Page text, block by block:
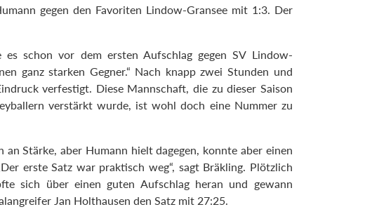
gegen den Favoriten Lindow-Gransee mit 1:3. Der
es schon vor dem ersten Aufschlag gegen SV Lindow-
ganz starken Gegner.“ Nach knapp zwei Stunden und
verfestigt. Diese Mannschaft, die zu dieser Saison
verstärkt wurde, ist wohl doch eine Nummer zu
Stärke, aber Humann hielt dagegen, konnte aber einen
erste Satz war praktisch weg“, sagt Bräkling. Plötzlich
sich über einen guten Aufschlag heran und gewann
Jan Holthausen den Satz mit 27:25.